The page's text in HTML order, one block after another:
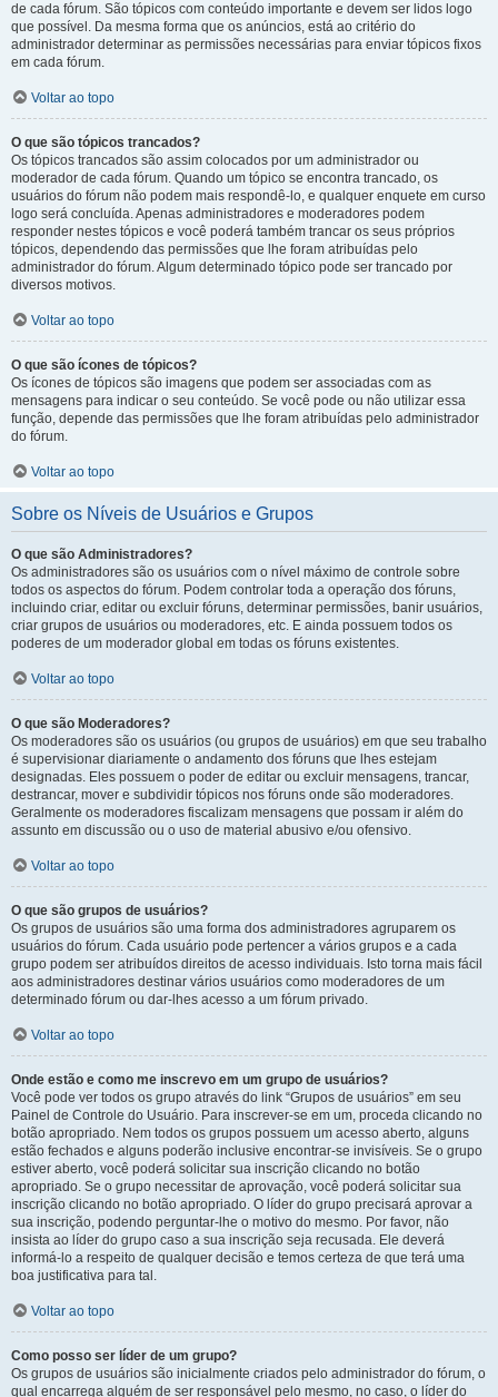
de cada fórum. São tópicos com conteúdo importante e devem ser lidos logo
que possível. Da mesma forma que os anúncios, está ao critério do
administrador determinar as permissões necessárias para enviar tópicos fixos
em cada fórum.
Voltar ao topo
O que são tópicos trancados?
Os tópicos trancados são assim colocados por um administrador ou
moderador de cada fórum. Quando um tópico se encontra trancado, os
usuários do fórum não podem mais respondê-lo, e qualquer enquete em curso
logo será concluída. Apenas administradores e moderadores podem
responder nestes tópicos e você poderá também trancar os seus próprios
tópicos, dependendo das permissões que lhe foram atribuídas pelo
administrador do fórum. Algum determinado tópico pode ser trancado por
diversos motivos.
Voltar ao topo
O que são ícones de tópicos?
Os ícones de tópicos são imagens que podem ser associadas com as
mensagens para indicar o seu conteúdo. Se você pode ou não utilizar essa
função, depende das permissões que lhe foram atribuídas pelo administrador
do fórum.
Voltar ao topo
Sobre os Níveis de Usuários e Grupos
O que são Administradores?
Os administradores são os usuários com o nível máximo de controle sobre
todos os aspectos do fórum. Podem controlar toda a operação dos fóruns,
incluindo criar, editar ou excluir fóruns, determinar permissões, banir usuários,
criar grupos de usuários ou moderadores, etc. E ainda possuem todos os
poderes de um moderador global em todas os fóruns existentes.
Voltar ao topo
O que são Moderadores?
Os moderadores são os usuários (ou grupos de usuários) em que seu trabalho
é supervisionar diariamente o andamento dos fóruns que lhes estejam
designadas. Eles possuem o poder de editar ou excluir mensagens, trancar,
destrancar, mover e subdividir tópicos nos fóruns onde são moderadores.
Geralmente os moderadores fiscalizam mensagens que possam ir além do
assunto em discussão ou o uso de material abusivo e/ou ofensivo.
Voltar ao topo
O que são grupos de usuários?
Os grupos de usuários são uma forma dos administradores agruparem os
usuários do fórum. Cada usuário pode pertencer a vários grupos e a cada
grupo podem ser atribuídos direitos de acesso individuais. Isto torna mais fácil
aos administradores destinar vários usuários como moderadores de um
determinado fórum ou dar-lhes acesso a um fórum privado.
Voltar ao topo
Onde estão e como me inscrevo em um grupo de usuários?
Você pode ver todos os grupo através do link “Grupos de usuários” em seu
Painel de Controle do Usuário. Para inscrever-se em um, proceda clicando no
botão apropriado. Nem todos os grupos possuem um acesso aberto, alguns
estão fechados e alguns poderão inclusive encontrar-se invisíveis. Se o grupo
estiver aberto, você poderá solicitar sua inscrição clicando no botão
apropriado. Se o grupo necessitar de aprovação, você poderá solicitar sua
inscrição clicando no botão apropriado. O líder do grupo precisará aprovar a
sua inscrição, podendo perguntar-lhe o motivo do mesmo. Por favor, não
insista ao líder do grupo caso a sua inscrição seja recusada. Ele deverá
informá-lo a respeito de qualquer decisão e temos certeza de que terá uma
boa justificativa para tal.
Voltar ao topo
Como posso ser líder de um grupo?
Os grupos de usuários são inicialmente criados pelo administrador do fórum, o
qual encarrega alguém de ser responsável pelo mesmo, no caso, o líder do